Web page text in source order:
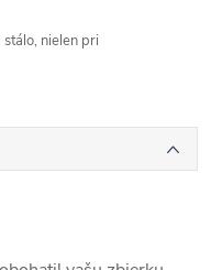
nielen pri